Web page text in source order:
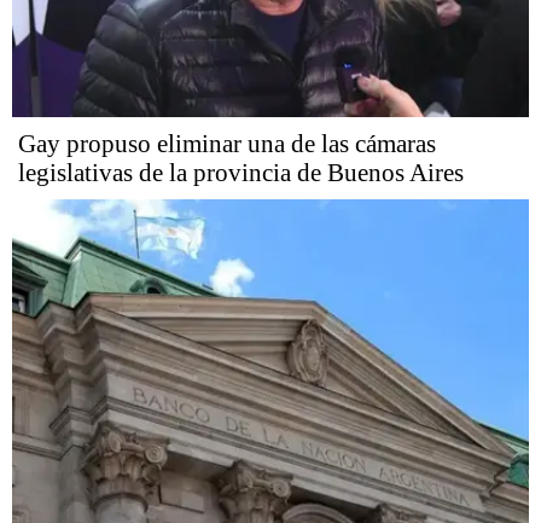
Gay propuso eliminar una de las cámaras
legislativas de la provincia de Buenos Aires